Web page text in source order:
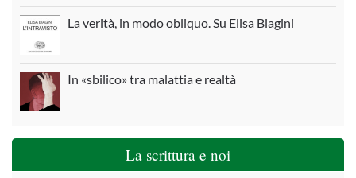
La verità, in modo obliquo. Su Elisa Biagini
In «sbilico» tra malattia e realtà
La scrittura e noi